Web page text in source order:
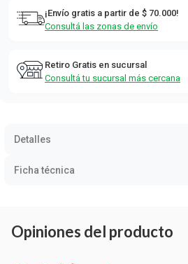
¡Envío gratis a partir de $ 70.000!
Consultá las zonas de envío
Retiro Gratis en sucursal
Consultá tu sucursal más cercana
Detalles
Ficha técnica
Opiniones del producto